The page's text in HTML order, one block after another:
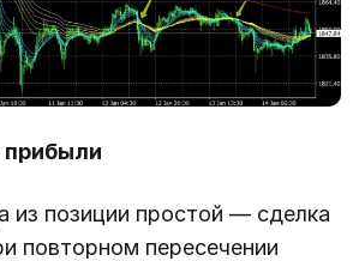
прибыли
из позиции простой — сделка
повторном пересечении